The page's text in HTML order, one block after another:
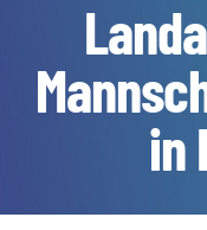
SPORTANGEBOTE
in